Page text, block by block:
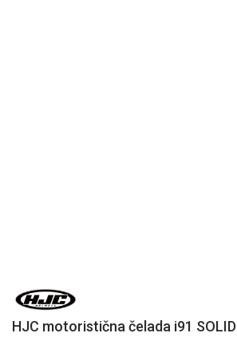
HJC motoristična čelada i91 SOLID